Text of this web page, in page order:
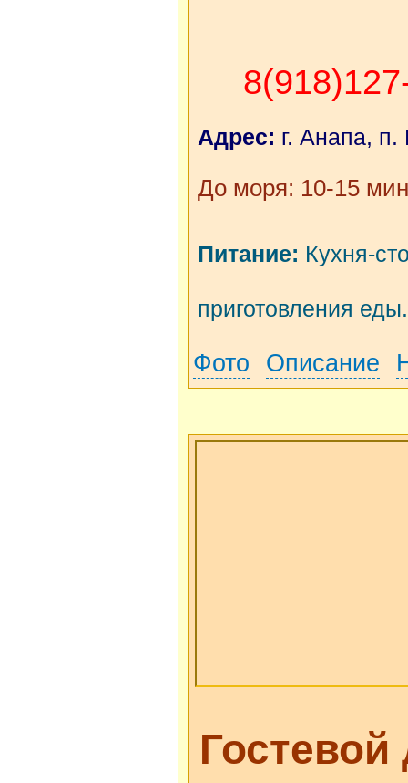
Адрес: г. Анапа,
До моря: 10-15
Питание: Кухня-
приготовления еды.
Фото Описание